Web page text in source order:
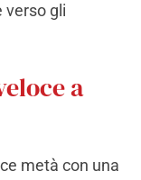
verso gli
a
metà con una